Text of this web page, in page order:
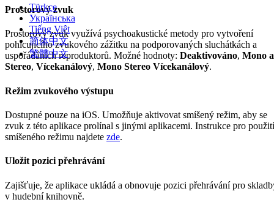
Türkçe
Українська
Tiếng Việt
简体中文
繁體中文
Prostorový zvuk
Prostorový zvuk využívá psychoakustické metody pro vytvoření
pohlcujícího zvukového zážitku na podporovaných sluchátkách a
uspořádáních reproduktorů. Možné hodnoty: Deaktivováno, Mono a
Stereo, Vícekanálový, Mono Stereo Vícekanálový.
Režim zvukového výstupu
Dostupné pouze na iOS. Umožňuje aktivovat smíšený režim, aby se
zvuk z této aplikace prolínal s jinými aplikacemi. Instrukce pro použití
smíšeného režimu najdete zde.
Uložit pozici přehrávání
Zajišťuje, že aplikace ukládá a obnovuje pozici přehrávání pro
v hudební knihovně.